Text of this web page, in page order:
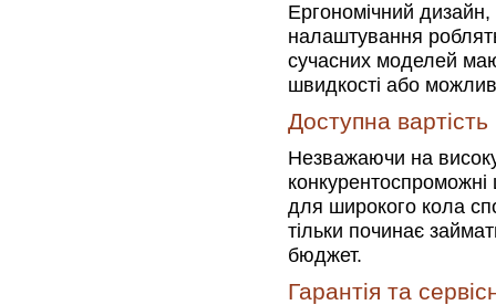
Ергономічний дизайн,
налаштування
сучасних моделей
швидкості або
Доступна вартість
Незважаючи на високу
для широкого кола
тільки починає
бюджет.
Гарантія та